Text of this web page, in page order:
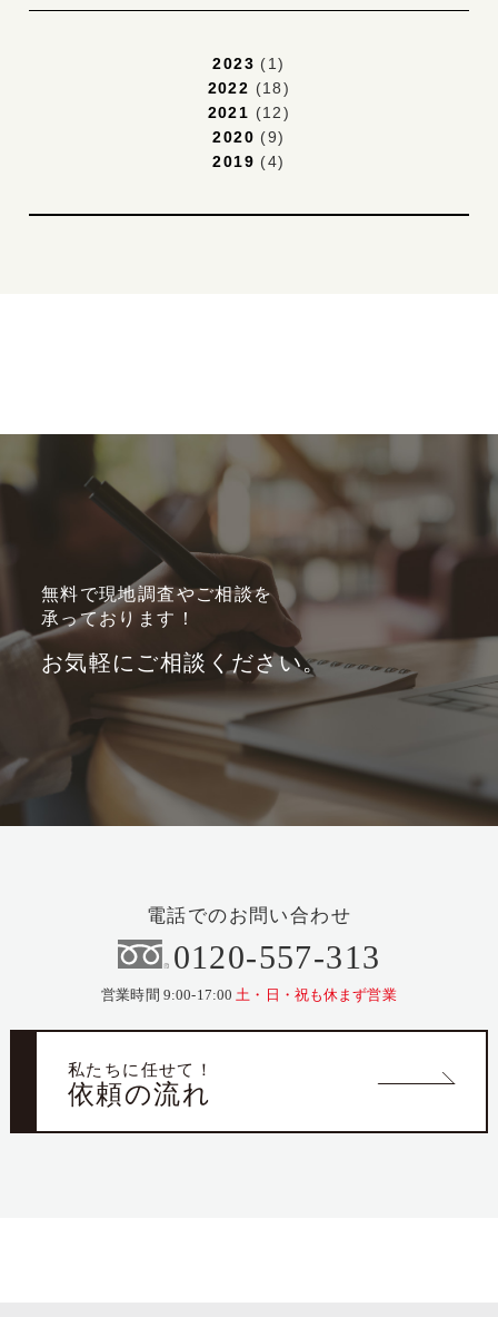
2023 (1)
2022 (18)
2021 (12)
2020 (9)
2019 (4)
無料で現地調査やご相談を
承っております！
お気軽にご相談ください。
電話でのお問い合わせ
0120-557-313
営業時間 9:00-17:00 土・日・祝も休まず営業
私たちに任せて！
依頼の流れ